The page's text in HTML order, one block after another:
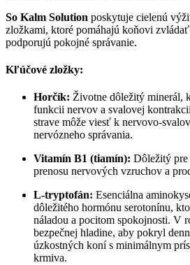
So Kalm Solution poskytuje cielenú
zložkami, ktoré pomáhajú koňovi zvládať
podporujú pokojné správanie.
Kľúčové zložky:
Horčík: Životne dôležitý minerál,
funkcii nervov a svalovej
strave môže viesť k nervovo-
nervózneho správania.
Vitamín B1 (tiamín): Dôležitý pre
prenosu nervových vzruchov a
L-tryptofán: Esenciálna
dôležitého hormónu serotonínu,
náladou a pocitom spokojnosti. V
bezpečnej hladine, aby pokryl
úzkostných koní s minimálnym
krmiva.